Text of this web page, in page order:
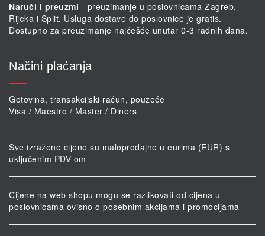
Naruči i preuzmi - preuzimanje u poslovnicama Zagreb,
Rijeka i Split. Usluga dostave do poslovnice je gratis.
Dostupno za preuzimanje najčešće unutar 0-3 radnih dana.
Načini plaćanja
Gotovina, transakcijski račun, pouzeće
Visa / Maestro / Master / Diners
Sve izražene cijene su maloprodajne u eurima (EUR) s
uključenim PDV-om
Cijene na web shopu mogu se razlikovati od cijena u
poslovnicama ovisno o posebnim akcijama i promocijama